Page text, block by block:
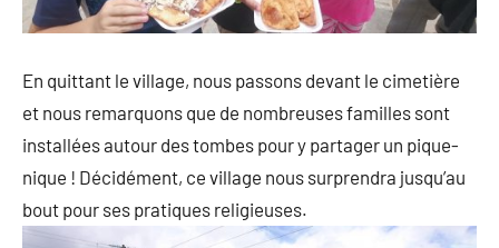
En quittant le village, nous passons devant le cimetière
et nous remarquons que de nombreuses familles sont
installées autour des tombes pour y partager un pique-
nique ! Décidément, ce village nous surprendra jusqu’au
bout pour ses pratiques religieuses.